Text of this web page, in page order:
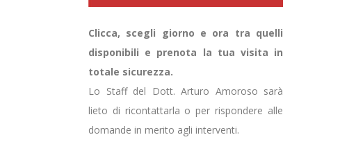
Clicca, scegli giorno e ora tra quelli
disponibili e prenota la tua visita in
totale sicurezza.
Lo Staff del Dott. Arturo Amoroso sarà
lieto di ricontattarla o per rispondere alle
domande in merito agli interventi.